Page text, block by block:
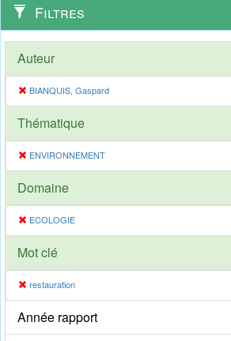
Filtres
Auteur
BIANQUIS, Gaspard
Thématique
ENVIRONNEMENT
Domaine
ECOLOGIE
Mot clé
restauration
Année rapport